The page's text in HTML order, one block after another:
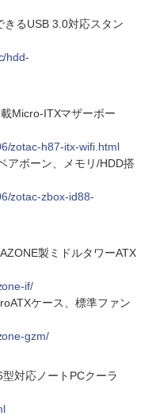
きるUSB 3.0対応スタン
hdd-
Micro-ITXマザーボー
zotac-h87-itx-wifi.html
アボーン、メモリ/HDD搭
zotac-zbox-id88-
製ミドルタワーATX
if/
ケース、標準ファン
gzm/
対応ノートPCクーラ